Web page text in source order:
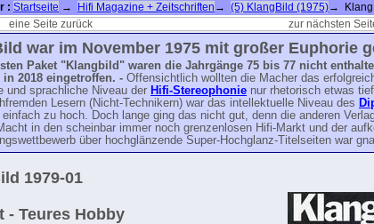
: Startseite → Hifi Magazine + Zeitschriften → (5) KlangBild (1975)→
eine Seite zurück
zur nächsten
war im November 1975 mit großer Euphorie
Paket "Klangbild" waren die Jahrgänge 75 bis 77 nicht
2018 eingetroffen. - Offensichtlich wollten die Macher das
und sprachliche Niveau der Hifi-Stereophonie nur rhetorisch etwas
Lesern (Nicht-Technikern) war das intellektuelle Niveau des
einfach zu hoch. Doch lange ging das nicht gut, denn die anderen
in den scheinbar immer noch grenzenlosen Hifi-Markt und der
über hochglänzende Super-Hochglanz-Titelseiten war
1979-01
- Teures Hobby